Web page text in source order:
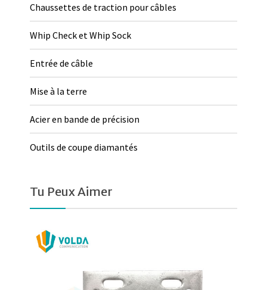
Chaussettes de traction pour câbles
Whip Check et Whip Sock
Entrée de câble
Mise à la terre
Acier en bande de précision
Outils de coupe diamantés
Tu Peux Aimer